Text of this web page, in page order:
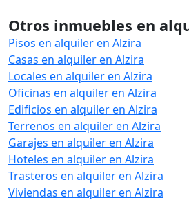
Otros inmuebles en
Pisos en alquiler en Alzira
Casas en alquiler en Alzira
Locales en alquiler en Alzira
Oficinas en alquiler en Alzira
Edificios en alquiler en Alzira
Terrenos en alquiler en Alzira
Garajes en alquiler en Alzira
Hoteles en alquiler en Alzira
Trasteros en alquiler en Alzira
Viviendas en alquiler en Alzira